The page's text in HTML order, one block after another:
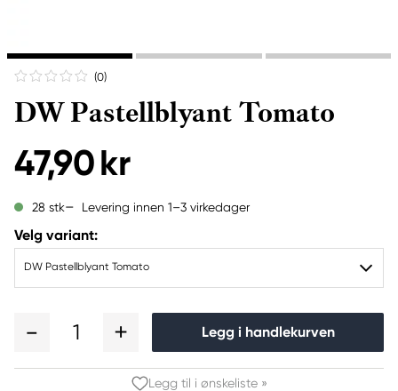
(0)
DW Pastellblyant Tomato
47,90 kr
28 stk Levering innen 1–3 virkedager
Velg variant:
DW Pastellblyant Tomato
1 Legg i handlekurven
Legg til i ønskeliste »